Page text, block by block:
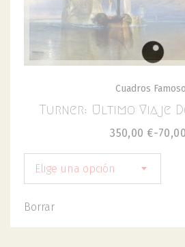
Cuadros
Turner: Ultimo Viaje
70,00
-
350,00 €
Elige una opción
Borrar